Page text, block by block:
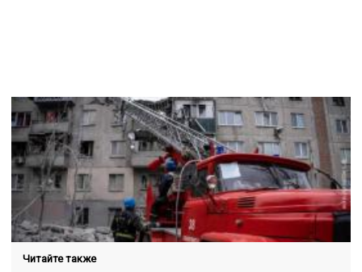
Читайте также